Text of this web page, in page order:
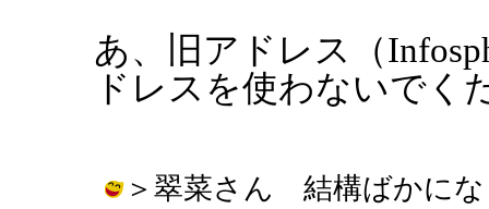
あ、旧アドレス（
ドレスを使わないで
＞翠菜さん 結構ばかにな